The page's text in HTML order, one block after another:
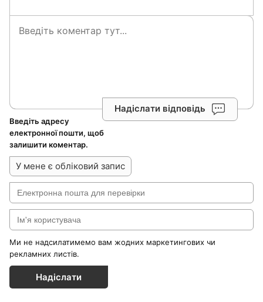
Надіслати відповідь
Введіть адресу
електронної пошти, щоб
залишити коментар.
У мене є обліковий запис
Ми не надсилатимемо вам жодних маркетингових чи
рекламних листів.
Надіслати